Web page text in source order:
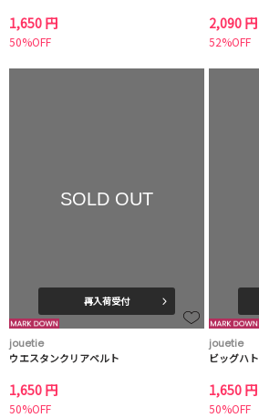
1,650 円
50%OFF
2,090 円
52%OFF
SOLD OUT
再入荷受付
jouetie
ウエスタンクリアベルト
1,650 円
50%OFF
jouetie
ビッグハ
1,650 円
50%OFF